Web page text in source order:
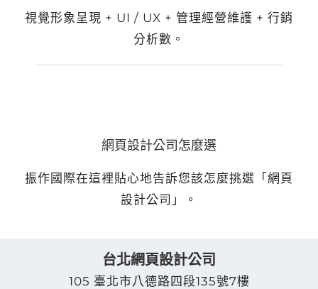
視覺形象呈現 + UI / UX + 管理經營維護 + 行銷
分析數。
網頁設計公司怎麼選
振作國際在這裡貼心地告訴您該怎麼挑選「網頁
設計公司」。
台北網頁設計公司
105 臺北市八德路四段135號7樓